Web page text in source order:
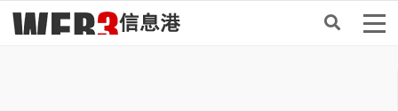
首页 > AI